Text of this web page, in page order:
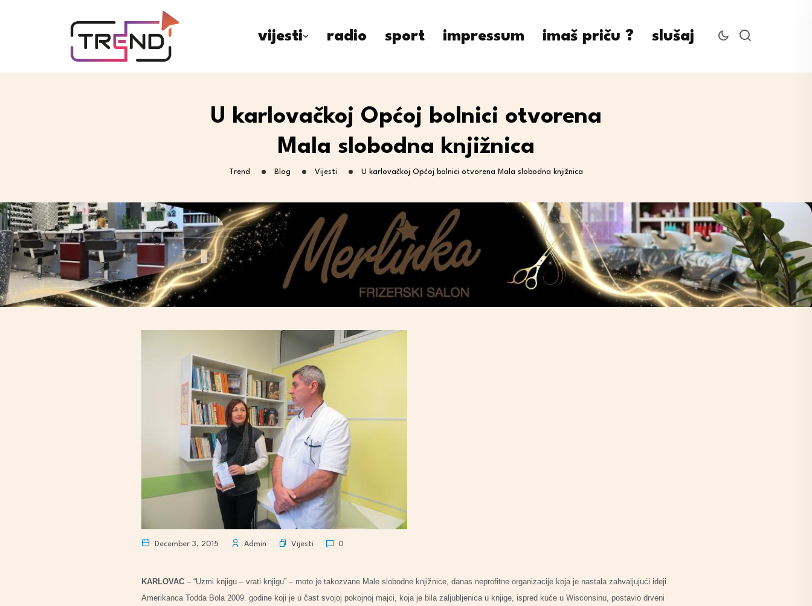
vijesti radio sport impressum imaš priču ? slušaj
U karlovačkoj Općoj bolnici otvorena
Mala slobodna knjižnica
Trend Blog Vijesti U karlovačkoj Općoj bolnici otvorena Mala slobodna knjižnica
December 3, 2015 Admin Vijesti 0
KARLOVAC – “Uzmi knjigu – vrati knjigu” – moto je takozvane Male slobodne knjižnice, danas neprofitne organizacije koja je nastala zahvaljujući ideji
Amerikanca Todda Bola 2009. godine koji je u čast svojoj pokojnoj majci, koja je bila zaljubljenica u knjige, ispred kuće u Wisconsinu, postavio drveni